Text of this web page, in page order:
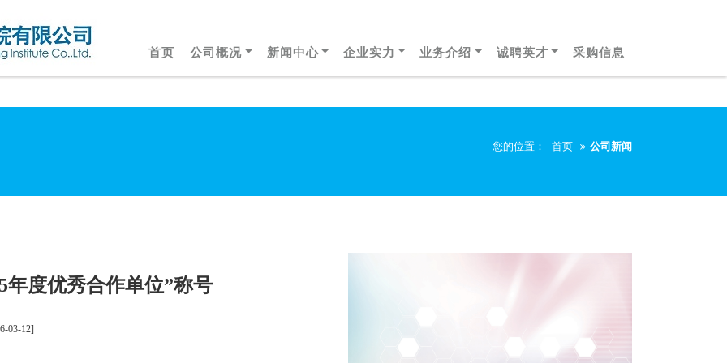
首页 公司概况 新闻中心 企业实力 业务介绍 诚聘英才 采购信息
您的位置： 首页 公司新闻